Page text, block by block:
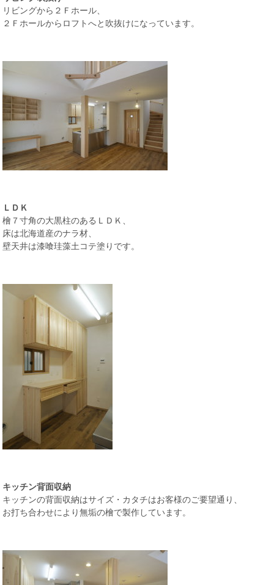
リビングから２Ｆホール、
２Ｆホールからロフトへと吹抜けになっています。
ＬＤＫ
檜７寸角の大黒柱のあるＬＤＫ、
床は北海道産のナラ材、
壁天井は漆喰珪藻土コテ塗りです。
キッチン背面収納
キッチンの背面収納はサイズ・カタチはお客様のご要望通り、
お打ち合わせにより無垢の檜で製作しています。